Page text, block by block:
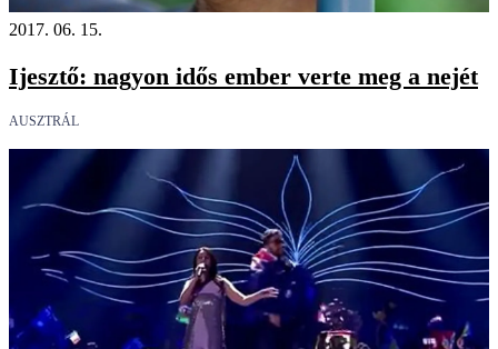
2017. 06. 15.
Ijesztő: nagyon idős ember verte meg a nejét
AUSZTRÁL